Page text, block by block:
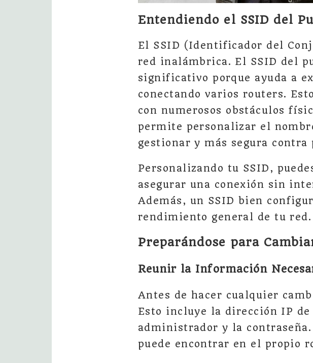
Entendiendo el SSID del
El SSID (Identificador del
red inalámbrica. El SSID del
significativo porque ayuda a
conectando varios routers.
con numerosos obstáculos
permite personalizar el
gestionar y más segura
Personalizando tu SSID,
asegurar una conexión sin
Además, un SSID bien
rendimiento general de tu red.
Preparándose para
Reunir la Información
Antes de hacer cualquier
Esto incluye la dirección IP
administrador y la
puede encontrar en el propio